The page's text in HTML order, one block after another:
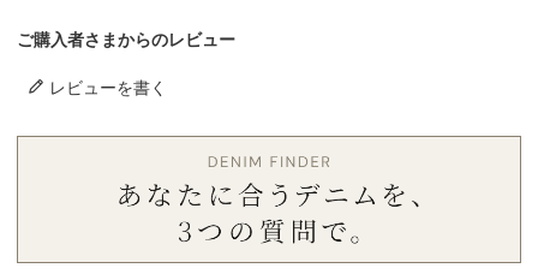
ご購入者さまからのレビュー
レビューを書く